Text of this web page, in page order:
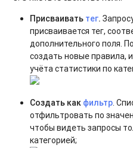
Присваивать тег.
присваивается тег,
дополнительного поля.
создать новые правила,
учёта статистики по
Создать как фильтр.
отфильтровать по
чтобы видеть запросы
категорией;